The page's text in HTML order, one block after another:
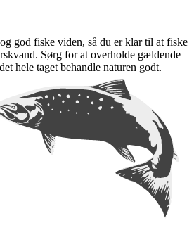
god fiske viden, så du er klar til at fiske
Sørg for at overholde gældende
hele taget behandle naturen godt.